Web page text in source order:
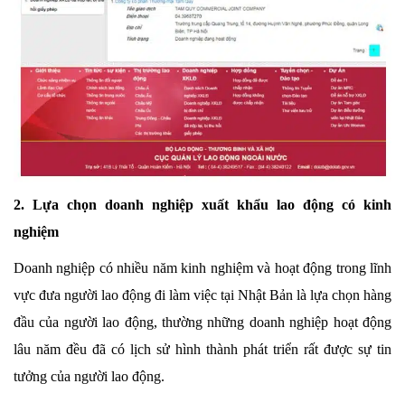
2. Lựa chọn doanh nghiệp xuất khẩu lao động có kinh
nghiệm
Doanh nghiệp có nhiều năm kinh nghiệm và hoạt động trong lĩnh
vực đưa người lao động đi làm việc tại Nhật Bản là lựa chọn hàng
đầu của người lao động, thường những doanh nghiệp hoạt động
lâu năm đều đã có lịch sử hình thành phát triển rất được sự tin
tưởng của người lao động.